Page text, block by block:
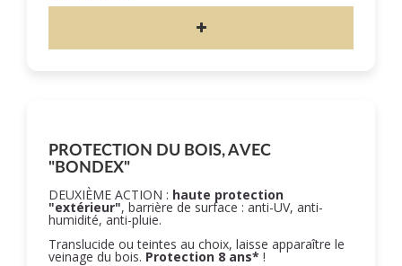
PROTECTION DU BOIS, AVEC
"BONDEX"
DEUXIÈME ACTION : haute protection
"extérieur", barrière de surface : anti-UV, anti-
humidité, anti-pluie.
Translucide ou teintes au choix, laisse apparaître le
veinage du bois. Protection 8 ans* !